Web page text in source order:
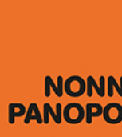
AL CARRELLO